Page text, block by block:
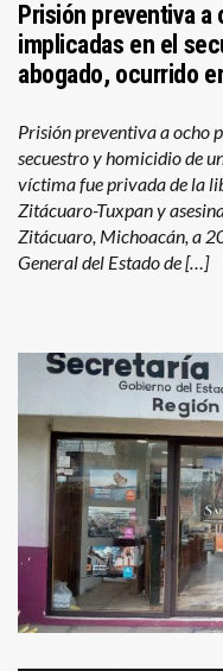
Prisión preventiva
implicadas en el
abogado, ocurrido
Prisión preventiva a ocho
secuestro y homicidio de
víctima fue privada de la
Zitácuaro-Tuxpan y
Zitácuaro, Michoacán, a
General del Estado de […]